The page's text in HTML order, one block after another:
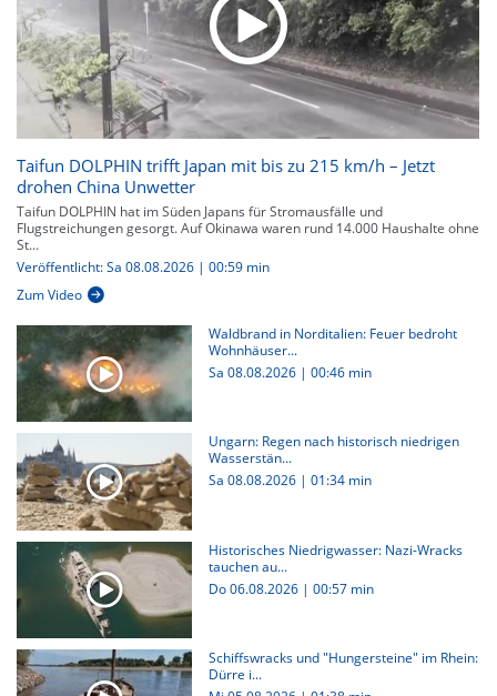
Taifun DOLPHIN trifft Japan mit bis zu 215 km/h – Jetzt
drohen China Unwetter
Taifun DOLPHIN hat im Süden Japans für Stromausfälle und
Flugstreichungen gesorgt. Auf Okinawa waren rund 14.000 Haushalte ohne
St...
Veröffentlicht: Sa 08.08.2026 | 00:59 min
Zum Video
Waldbrand in Norditalien: Feuer bedroht
Wohnhäuser...
Sa 08.08.2026 | 00:46 min
Ungarn: Regen nach historisch niedrigen
Wasserstän...
Sa 08.08.2026 | 01:34 min
Historisches Niedrigwasser: Nazi-Wracks
tauchen au...
Do 06.08.2026 | 00:57 min
Schiffswracks und "Hungersteine" im Rhein:
Dürre i...